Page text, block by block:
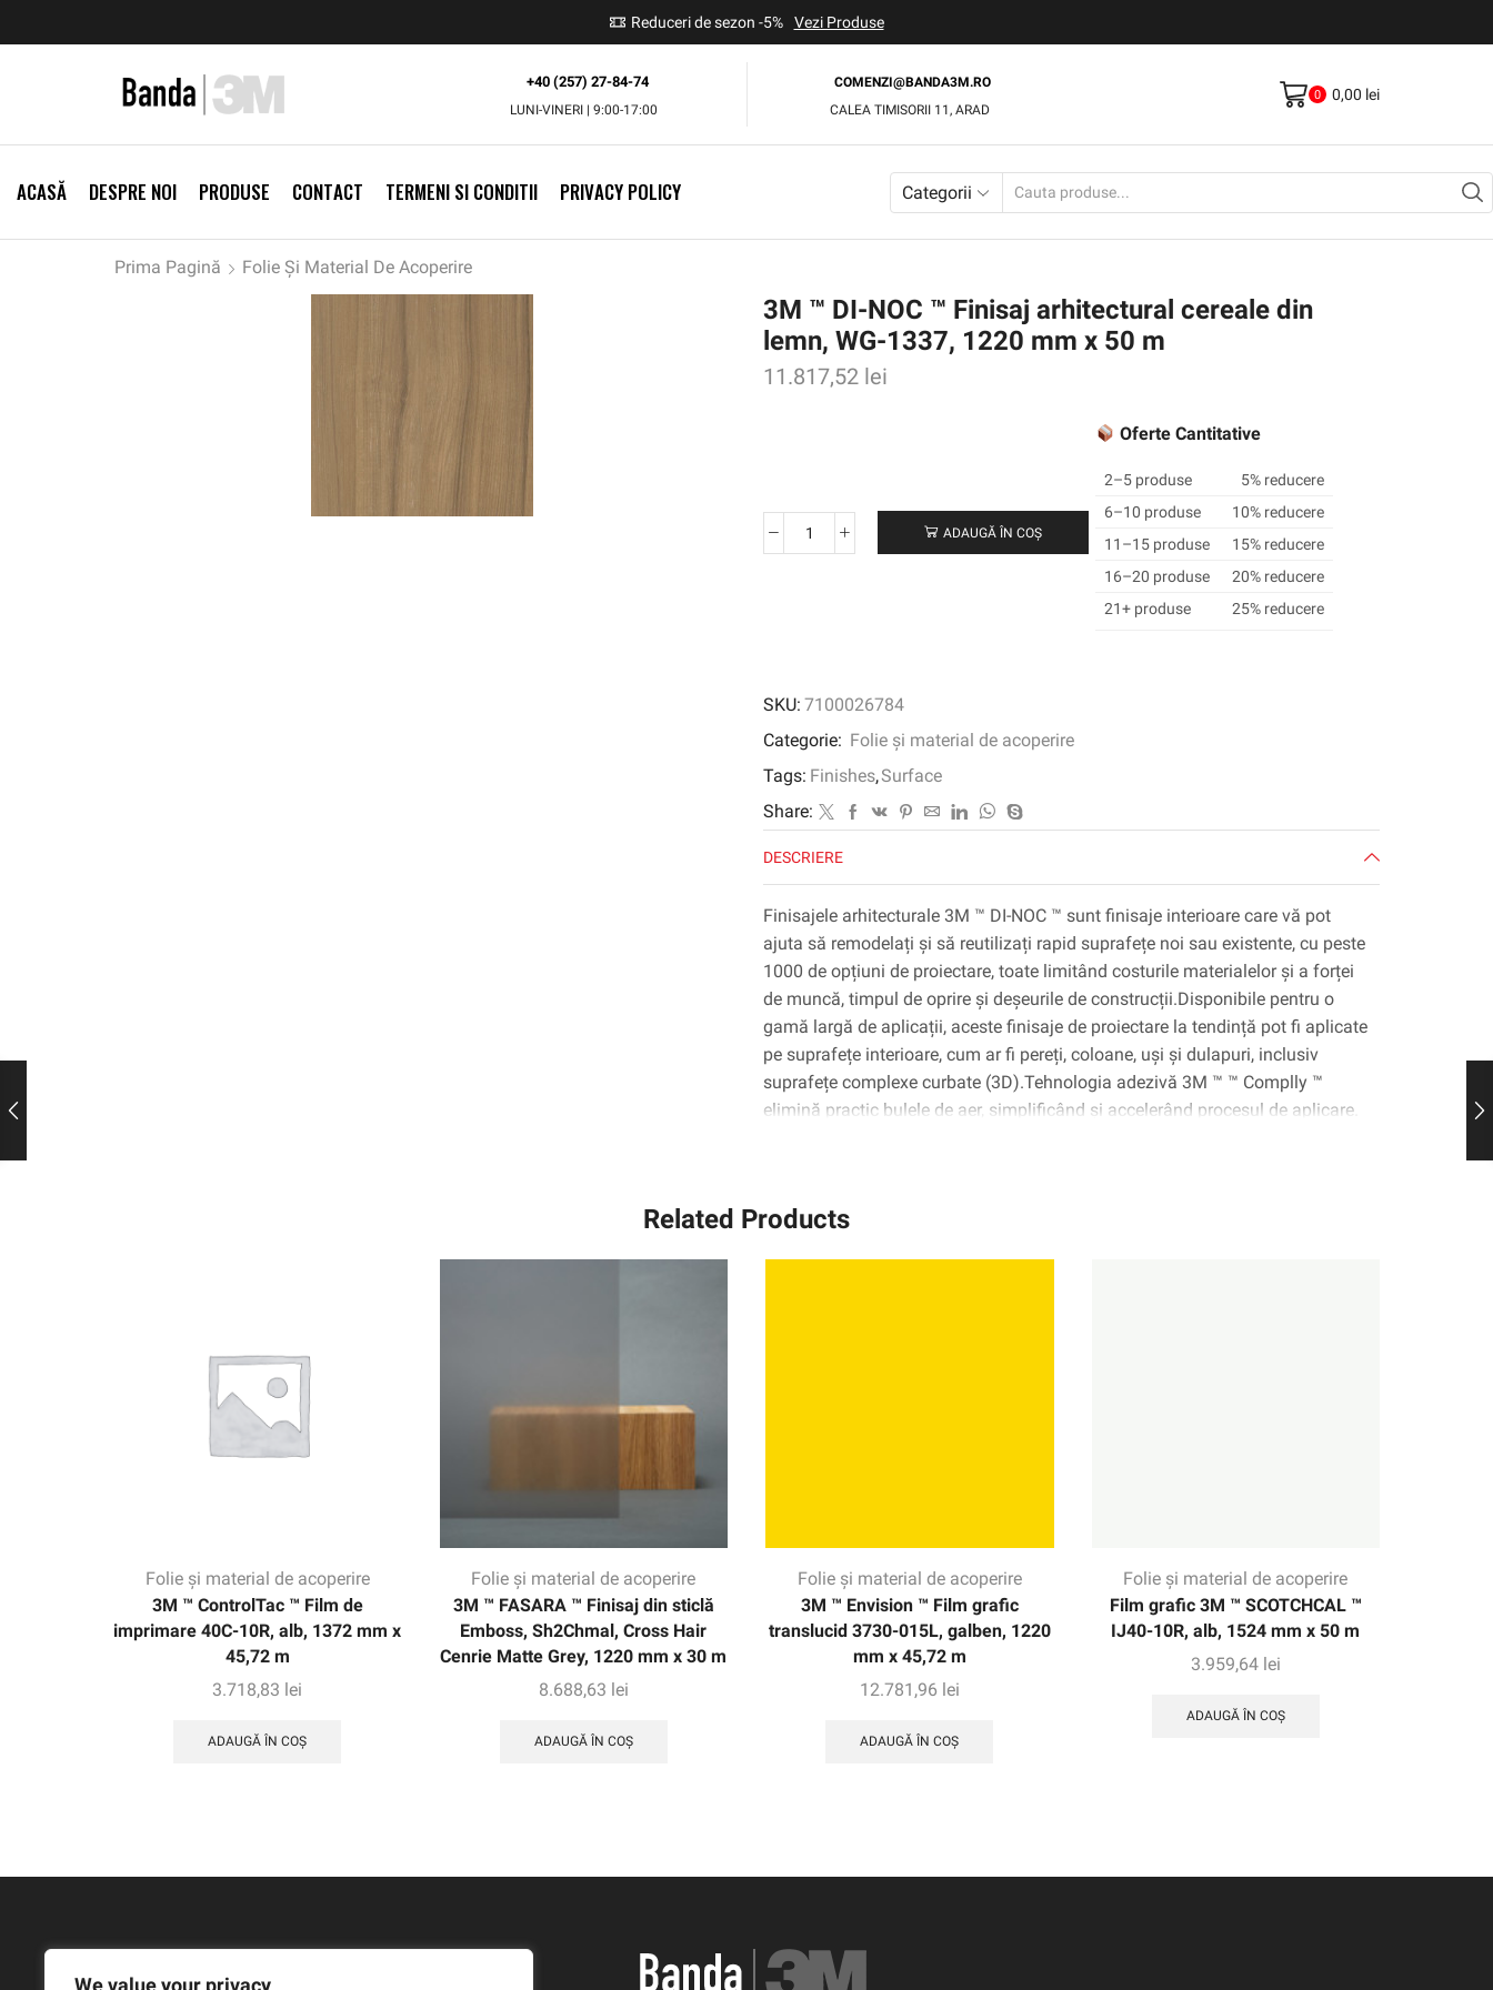
We value your privacy
Reduceri de sezon -5% Vezi Produse
+40 (257) 27-84-74
LUNI-VINERI | 9:00-17:00
COMENZI@BANDA3M.RO
CALEA TIMISORII 11, ARAD
0 0,00 lei
ACASĂ DESPRE NOI PRODUSE CONTACT TERMENI SI CONDITII PRIVACY POLICY Categorii
Prima Pagină Folie Și Material De Acoperire
3M ™ DI-NOC ™ Finisaj arhitectural cereale din
lemn, WG-1337, 1220 mm x 50 m
11.817,52 lei
Cantitate
arhitectural
cereale
lemn,
WG-
1337,
1220
mm
x
50
ADAUGĂ ÎN COȘ
Oferte Cantitative
2–5 produse
5% reducere
6–10 produse
10% reducere
11–15 produse
15% reducere
16–20 produse
20% reducere
21+ produse
25% reducere
SKU: 7100026784
Categorie: Folie și material de acoperire
Tags: Finishes,Surface
Share:
DESCRIERE
Finisajele arhitecturale 3M ™ DI-NOC ™ sunt finisaje interioare care vă pot
ajuta să remodelați și să reutilizați rapid suprafețe noi sau existente, cu peste
1000 de opțiuni de proiectare, toate limitând costurile materialelor și a forței
de muncă, timpul de oprire și deșeurile de construcții.Disponibile pentru o
gamă largă de aplicații, aceste finisaje de proiectare la tendință pot fi aplicate
pe suprafețe interioare, cum ar fi pereți, coloane, uși și dulapuri, inclusiv
suprafețe complexe curbate (3D).Tehnologia adezivă 3M ™ ™ Complly ™
elimină practic bulele de aer, simplificând și accelerând procesul de aplicare.
Related Products
Folie și material de acoperire
3M ™ ControlTac ™ Film de
imprimare 40C-10R, alb, 1372 mm x
45,72 m
3.718,83 lei
ADAUGĂ ÎN COȘ
Folie și material de acoperire
3M ™ FASARA ™ Finisaj din sticlă
Emboss, Sh2Chmal, Cross Hair
Cenrie Matte Grey, 1220 mm x 30 m
8.688,63 lei
ADAUGĂ ÎN COȘ
Folie și material de acoperire
3M ™ Envision ™ Film grafic
translucid 3730-015L, galben, 1220
mm x 45,72 m
12.781,96 lei
ADAUGĂ ÎN COȘ
Folie și material de acoperire
Film grafic 3M ™ SCOTCHCAL ™
IJ40-10R, alb, 1524 mm x 50 m
3.959,64 lei
ADAUGĂ ÎN COȘ